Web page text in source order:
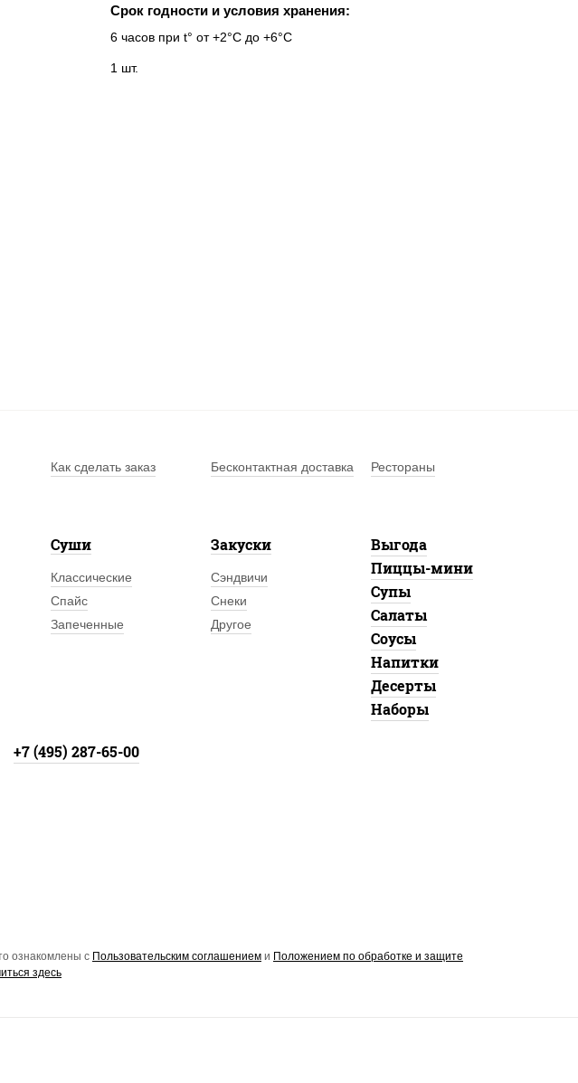
Срок годности и условия хранения:
6 часов при t° от +2°C до +6°C
1 шт.
Как сделать заказ Бесконтактная доставка
Рестораны
Суши
Классические
Спайс
Запеченные
Закуски
Сэндвичи
Снеки
Другое
Выгода
Пиццы-мини
Супы
Салаты
Соусы
Напитки
Десерты
Наборы
+7 (495) 287-65-00
ознакомлены с Пользовательским соглашением и Положением по обработке и защите
здесь